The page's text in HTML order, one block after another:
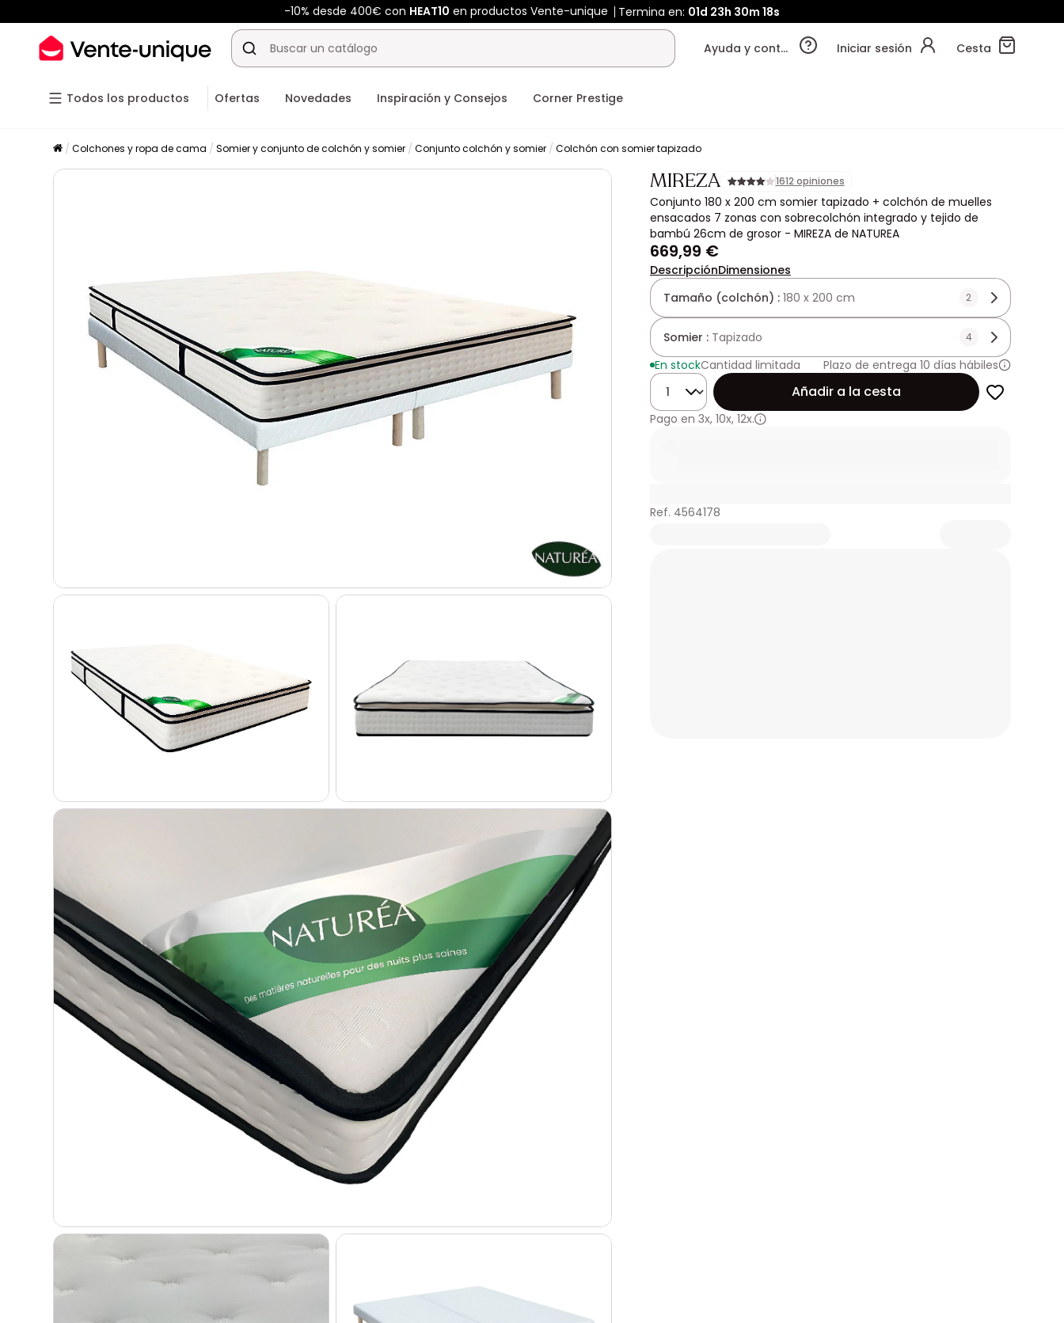
-10% desde 400€ con HEAT10 en productos Vente-unique Termina en: 01d 23h 30m 16s
Ayuda y contacto Iniciar sesión Cesta
Todos los productos Ofertas Novedades Inspiración y Consejos Corner Prestige
Colchones y ropa de cama Somier y conjunto de colchón y somier Conjunto colchón y somier Colchón con somier tapizado
MIREZA 1612 opiniones
Conjunto 180 x 200 cm somier tapizado + colchón de muelles
ensacados 7 zonas con sobrecolchón integrado y tejido de
bambú 26cm de grosor - MIREZA de NATUREA
669,99 €
DescripciónDimensiones
Tamaño (colchón) : 180 x 200 cm 2
Somier : Tapizado 4
En stockCantidad limitada
Plazo de entrega 10 días hábiles
Cantidad
Añadir a la cesta
Pago en 3x, 10x, 12x.
Ref. 4564178